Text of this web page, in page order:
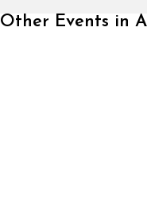
Other Events in